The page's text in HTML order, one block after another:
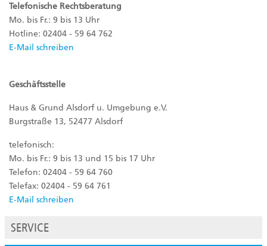
Telefonische Rechtsberatung
Mo. bis Fr.: 9 bis 13 Uhr
Hotline: 02404 - 59 64 762
E-Mail schreiben
Geschäftsstelle
Haus & Grund Alsdorf u. Umgebung e.V.
Burgstraße 13, 52477 Alsdorf
telefonisch:
Mo. bis Fr.: 9 bis 13 und 15 bis 17 Uhr
Telefon: 02404 - 59 64 760
Telefax: 02404 - 59 64 761
E-Mail schreiben
SERVICE